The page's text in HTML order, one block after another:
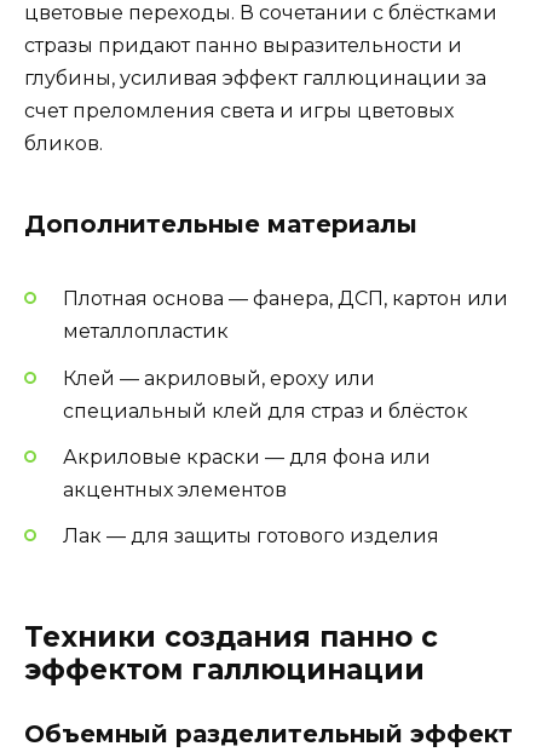
цветовые переходы. В сочетании с блёстками
стразы придают панно выразительности и
глубины, усиливая эффект галлюцинации за
счет преломления света и игры цветовых
бликов.
Дополнительные материалы
Плотная основа — фанера, ДСП, картон или
металлопластик
Клей — акриловый, epoxy или
специальный клей для страз и блёсток
Акриловые краски — для фона или
акцентных элементов
Лак — для защиты готового изделия
Техники создания панно с
эффектом галлюцинации
Объемный разделительный эффект